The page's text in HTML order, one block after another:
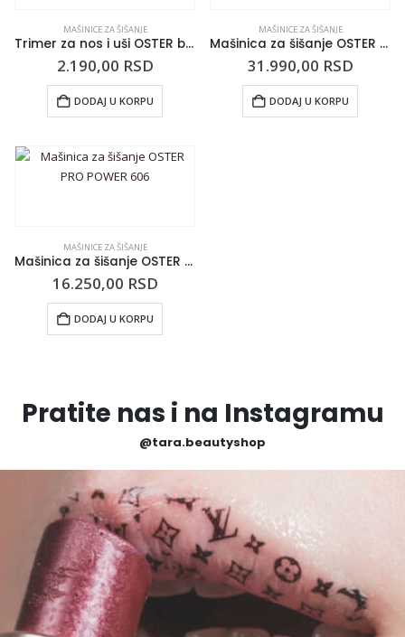
MAŠINICE ZA ŠIŠANJE
Trimer za nos i uši OSTER bežični
2.190,00 RSD
DODAJ U KORPU
MAŠINICE ZA ŠIŠANJE
Mašinica za šišanje OSTER 97
31.990,00 RSD
DODAJ U KORPU
MAŠINICE ZA ŠIŠANJE
Mašinica za šišanje OSTER PRO POWER 606
16.250,00 RSD
DODAJ U KORPU
Pratite nas i na Instagramu
@tara.beautyshop